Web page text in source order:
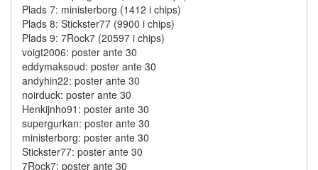
Plads 7: ministerborg (1412 i chips)
Plads 8: Stickster77 (9900 i chips)
Plads 9: 7Rock7 (20597 i chips)
voigt2006: poster ante 30
eddymaksoud: poster ante 30
andyhin22: poster ante 30
noirduck: poster ante 30
Henkijnho91: poster ante 30
supergurkan: poster ante 30
ministerborg: poster ante 30
Stickster77: poster ante 30
7Rock7: poster ante 30